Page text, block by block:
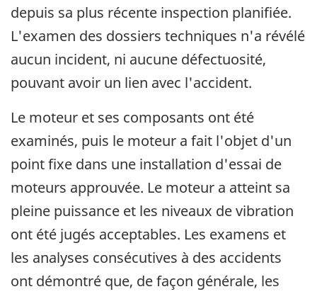
depuis sa plus récente inspection planifiée.
L'examen des dossiers techniques n'a révélé
aucun incident, ni aucune défectuosité,
pouvant avoir un lien avec l'accident.
Le moteur et ses composants ont été
examinés, puis le moteur a fait l'objet d'un
point fixe dans une installation d'essai de
moteurs approuvée. Le moteur a atteint sa
pleine puissance et les niveaux de vibration
ont été jugés acceptables. Les examens et
les analyses consécutives à des accidents
ont démontré que, de façon générale, les